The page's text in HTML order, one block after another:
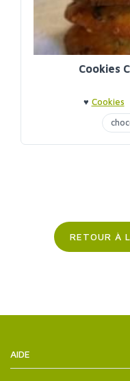
Cookies
♥ Cookies
RETOUR À
AIDE